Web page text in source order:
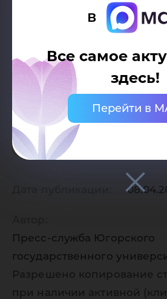
в
Все самое
здесь!
Перейти в
Пресс-служба Югорского
государственного
Разрешено копирование
при наличии активной